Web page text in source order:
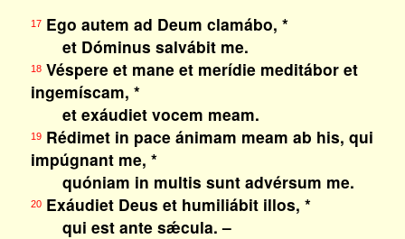
17Ego autem ad Deum clamábo, *
et Dóminus salvábit me.
18Véspere et mane et merídie meditábor et
ingemíscam, *
et exáudiet vocem meam.
19Rédimet in pace ánimam meam ab his, qui
impúgnant me, *
quóniam in multis sunt advérsum me.
20Exáudiet Deus et humiliábit illos, *
qui est ante sǽcula. –